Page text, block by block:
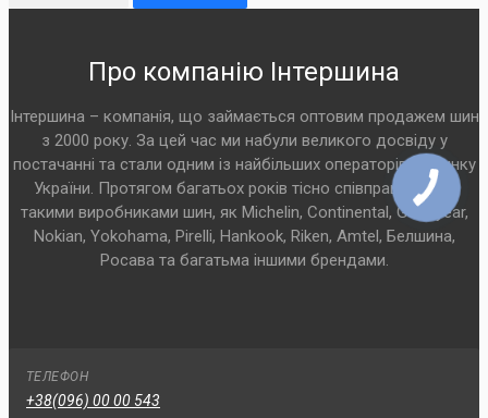
Про компанію Інтершина
Інтершина – компанія, що займається оптовим продажем шин
з 2000 року. За цей час ми набули великого досвіду у
постачанні та стали одним із найбільших операторів на ринку
України. Протягом багатьох років тісно співпрацюємо з
такими виробниками шин, як Michelin, Continental, Goodyear,
Nokian, Yokohama, Pirelli, Hankook, Riken, Amtel, Белшина,
Росава та багатьма іншими брендами.
ТЕЛЕФОН
+38(096) 00 00 543